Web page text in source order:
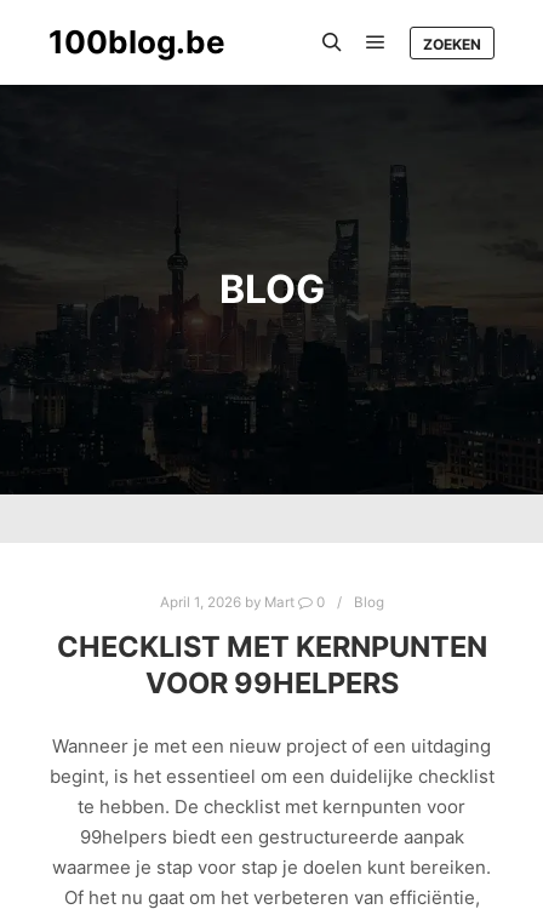
100blog.be ZOEKEN
BLOG
April 1, 2026by Mart 0 Blog
CHECKLIST MET KERNPUNTEN
VOOR 99HELPERS
Wanneer je met een nieuw project of een uitdaging
begint, is het essentieel om een duidelijke checklist
te hebben. De checklist met kernpunten voor
99helpers biedt een gestructureerde aanpak
waarmee je stap voor stap je doelen kunt bereiken.
Of het nu gaat om het verbeteren van efficiëntie,